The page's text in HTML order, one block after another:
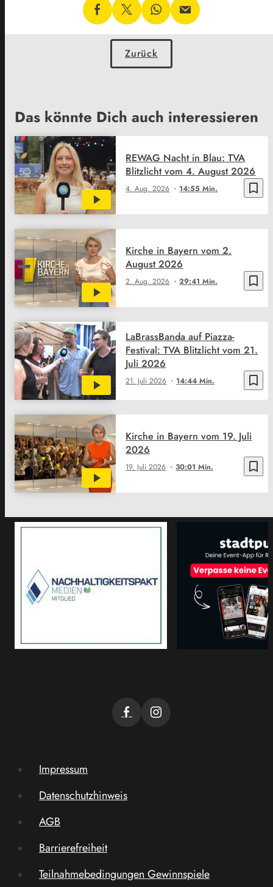
Zurück
Das könnte Dich auch interessieren
bookmark_border
4. Aug. 2026 14:55 Min.
REWAG Nacht in Blau: TVA
Blitzlicht vom 4. August 2026
bookmark_border
2. Aug. 2026 29:41 Min.
Kirche in Bayern vom 2.
August 2026
bookmark_border
21. Juli 2026 14:44 Min.
LaBrassBanda auf Piazza-
Festival: TVA Blitzlicht vom 21.
Juli 2026
bookmark_border
19. Juli 2026 30:01 Min.
Kirche in Bayern vom 19. Juli
2026
Impressum
Datenschutzhinweis
AGB
Barrierefreiheit
Teilnahmebedingungen Gewinnspiele